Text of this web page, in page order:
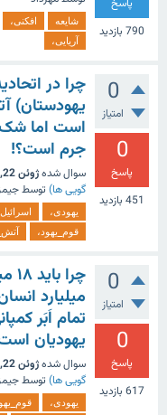
پاسخ
790 بازدید
شایعه افکنی،
آریایی،
0
امتیاز
0
پاسخ
451 بازدید
چرا در
یهودستان)
است اما
جرم است؟!
سوال شدهژوئن 22, 2023
گویی ها) توسط
یهودی،
قوم_یهود،
0
امتیاز
0
پاسخ
617 بازدید
میلیارد
تمام اَبَر
یهودیان
سوال شدهژوئن 22, 2023
گویی ها) توسط
یهودی،